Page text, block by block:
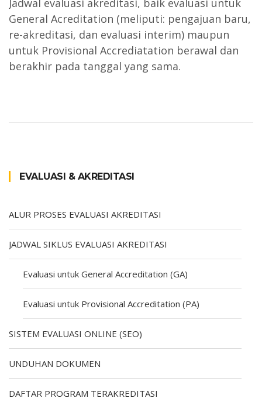
EVALUASI & AKREDITASI
ALUR PROSES EVALUASI AKREDITASI
JADWAL SIKLUS EVALUASI AKREDITASI
Evaluasi untuk General Accreditation (GA)
Evaluasi untuk Provisional Accreditation (PA)
SISTEM EVALUASI ONLINE (SEO)
UNDUHAN DOKUMEN
DAFTAR PROGRAM TERAKREDITASI
Jadwal evaluasi akreditasi, baik evaluasi untuk
General Acreditation (meliputi: pengajuan baru,
re-akreditasi, dan evaluasi interim) maupun
untuk Provisional Accrediatation berawal dan
berakhir pada tanggal yang sama.